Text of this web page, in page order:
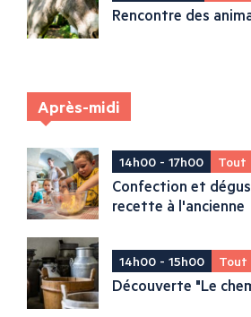
Rencontre des
Après-midi
14h00 - 17h00 Tout
Confection et
recette à l'ancienne
14h00 - 15h00 Tout
Découverte "Le